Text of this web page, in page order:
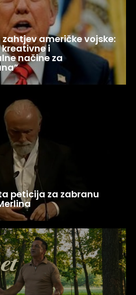
američke vojske:
kreativne i
načine za
peticija za zabranu